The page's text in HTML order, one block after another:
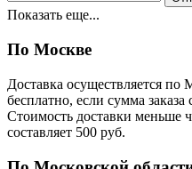
Показать еще...
По Москве
Доставка осуществляется
бесплатно, если сумма
Стоимость доставки меньше
cоставляет 500 руб.